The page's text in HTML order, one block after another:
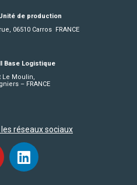
de production
06510 Carros FRANCE
Base Logistique
Le Moulin,
– FRANCE
réseaux sociaux